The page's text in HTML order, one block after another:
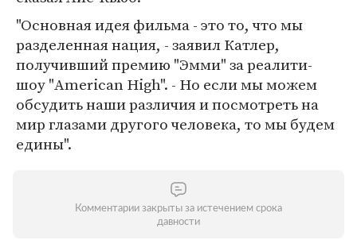
"Основная идея фильма - это то, что мы
разделенная нация, - заявил Катлер,
получивший премию "Эмми" за реалити-
шоу "American High". - Но если мы можем
обсудить наши различия и посмотреть на
мир глазами другого человека, то мы будем
едины".
Комментарии закрыты за истечением срока
давности